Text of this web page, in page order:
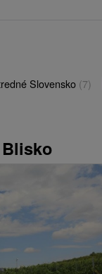
Slovensko (7)